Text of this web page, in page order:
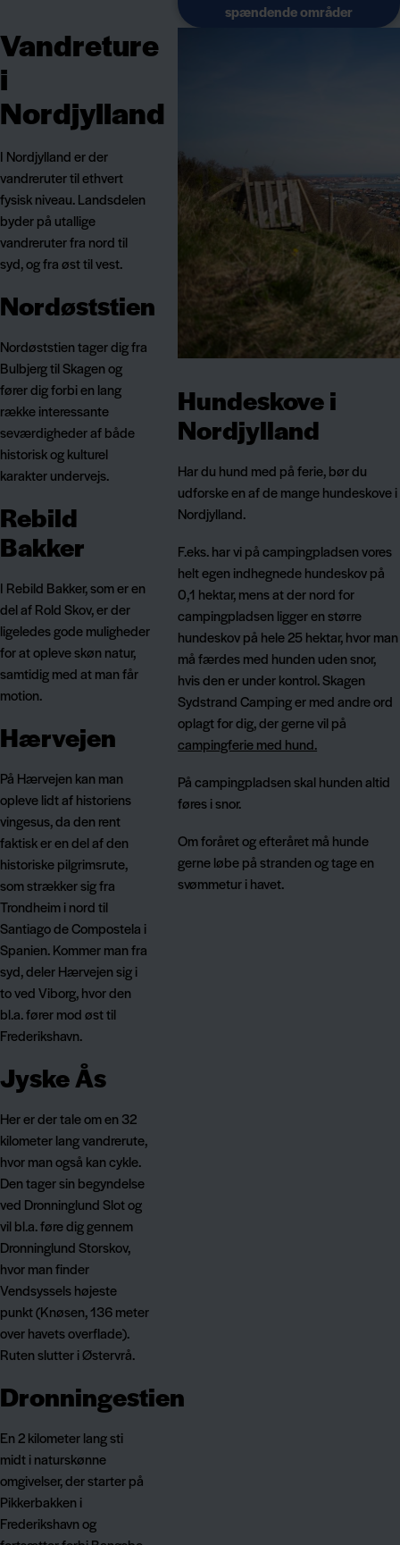
spændende områder
Vandreture
i
Nordjylland
I Nordjylland er der
vandreruter til ethvert
fysisk niveau. Landsdelen
byder på utallige
vandreruter fra nord til
syd, og fra øst til vest.
Nordøststien
Nordøststien tager dig fra
Bulbjerg til Skagen og
fører dig forbi en lang
række interessante
seværdigheder af både
historisk og kulturel
karakter undervejs.
Rebild
Bakker
I Rebild Bakker, som er en
del af Rold Skov, er der
ligeledes gode muligheder
for at opleve skøn natur,
samtidig med at man får
motion.
Hærvejen
På Hærvejen kan man
opleve lidt af historiens
vingesus, da den rent
faktisk er en del af den
historiske pilgrimsrute,
som strækker sig fra
Trondheim i nord til
Santiago de Compostela i
Spanien. Kommer man fra
syd, deler Hærvejen sig i
to ved Viborg, hvor den
bl.a. fører mod øst til
Frederikshavn.
Jyske Ås
Her er der tale om en 32
kilometer lang vandrerute,
hvor man også kan cykle.
Den tager sin begyndelse
ved Dronninglund Slot og
vil bl.a. føre dig gennem
Dronninglund Storskov,
hvor man finder
Vendsyssels højeste
punkt (Knøsen, 136 meter
over havets overflade).
Ruten slutter i Østervrå.
Dronningestien
En 2 kilometer lang sti
midt i naturskønne
omgivelser, der starter på
Pikkerbakken i
Frederikshavn og
Hundeskove i
Nordjylland
Har du hund med på ferie, bør du
udforske en af de mange hundeskove i
Nordjylland.
F.eks. har vi på campingpladsen vores
helt egen indhegnede hundeskov på
0,1 hektar, mens at der nord for
campingpladsen ligger en større
hundeskov på hele 25 hektar, hvor man
må færdes med hunden uden snor,
hvis den er under kontrol. Skagen
Sydstrand Camping er med andre ord
oplagt for dig, der gerne vil på
campingferie med hund.
På campingpladsen skal hunden altid
føres i snor.
Om foråret og efteråret må hunde
gerne løbe på stranden og tage en
svømmetur i havet.